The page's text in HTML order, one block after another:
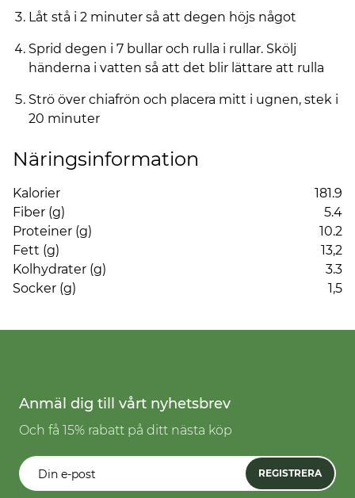
Låt stå i 2 minuter så att degen höjs något
Sprid degen i 7 bullar och rulla i rullar. Skölj
händerna i vatten så att det blir lättare att rulla
Strö över chiafrön och placera mitt i ugnen, stek i
20 minuter
Näringsinformation
Kalorier
181.9
Fiber (g)
5.4
Proteiner (g)
10.2
Fett (g)
13,2
Kolhydrater (g)
3.3
Socker (g)
1,5
Anmäl dig till vårt nyhetsbrev
Och få 15% rabatt på ditt nästa köp
REGISTRERA